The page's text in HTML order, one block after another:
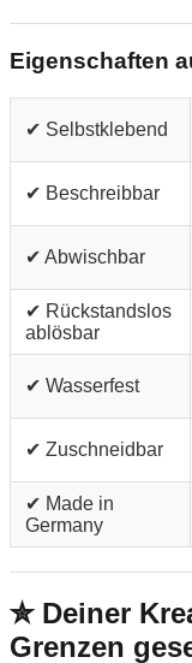
Eigenschaften
✔ Selbstklebend
✔ Beschreibbar
✔ Abwischbar
✔ Rückstandslos
ablösbar
✔ Wasserfest
✔ Zuschneidbar
✔ Made in
Germany
✮ Deiner
Grenzen